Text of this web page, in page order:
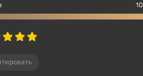
здоровье и
Breakpoint поставил эти